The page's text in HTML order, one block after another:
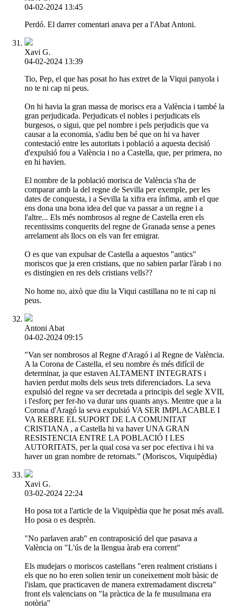
04-02-2024 13:45
Perdó. El darrer comentari anava per a l'Abat Antoni.
Xavi G.
04-02-2024 13:39
Tio, Pep, el que has posat ho has extret de la Viqui panyola i
no te ni cap ni peus.
On hi havia la gran massa de moriscs era a València i també la
gran perjudicada. Perjudicats el nobles i perjudicats els
burgesos, o sigui, que pel nombre i pels perjudicis que va
causar a la economia, s'adiu ben bé que on hi va haver
contestació entre les autoritats i població a aquesta decisió
d'expulsió fou a València i no a Castella, que, per primera, no
en hi havien.
El nombre de la població morisca de València s'ha de
comparar amb la del regne de Sevilla per exemple, per les
dates de conquesta, i a Sevilla la xifra era ínfima, amb el que
ens dona una bona idea del que va passar a un regne i a
l'altre... Els més nombrosos al regne de Castella eren els
recentissims conquerits del regne de Granada sense a penes
arrelament als llocs on els van fer emigrar.
O es que van expulsar de Castella a aquestos "antics"
moriscos que ja eren cristians, que no sabien parlar l'àrab i no
es distingien en res dels cristians vells??
No home no, això que diu la Viqui castillana no te ni cap ni
peus.
Antoni Abat
04-02-2024 09:15
"Van ser nombrosos al Regne d'Aragó i al Regne de València.
A la Corona de Castella, el seu nombre és més difícil de
determinar, ja que estaven ALTAMENT INTEGRATS i
havien perdut molts dels seus trets diferenciadors. La seva
expulsió del regne va ser decretada a principis del segle XVII,
i l'esforç per fer-ho va durar uns quants anys. Mentre que a la
Corona d'Aragó la seva expulsió VA SER IMPLACABLE I
VA REBRE EL SUPORT DE LA COMUNITAT
CRISTIANA , a Castella hi va haver UNA GRAN
RESISTENCIA ENTRE LA POBLACIÓ I LES
AUTORITATS, per la qual cosa va ser poc efectiva i hi va
haver un gran nombre de retornats.” (Moriscos, Viquipèdia)
Xavi G.
03-02-2024 22:24
Ho posa tot a l'article de la Viquipèdia que he posat més avall.
Ho posa o es desprèn.
"No parlaven arab" en contraposició del que pasava a
València on "L'ús de la llengua àrab era corrent"
Els mudejars o moriscos castellans "eren realment cristians i
els que no ho eren solien tenir un coneixement molt bàsic de
l'islam, que practicaven de manera extremadament discreta"
front els valencians on "la pràctica de la fe musulmana era
notòria"